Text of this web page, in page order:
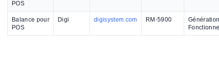
POS
Balance pour
POS
Digi digisystem.com RM-5900